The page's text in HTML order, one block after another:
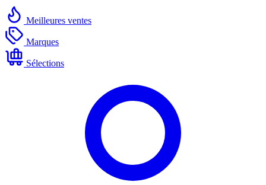
Meilleures ventes
Marques
Sélections